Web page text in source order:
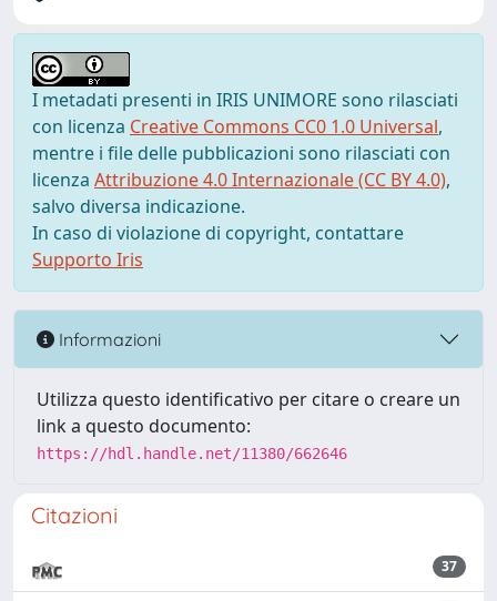
I metadati presenti in IRIS UNIMORE sono rilasciati
con licenza Creative Commons CC0 1.0 Universal,
mentre i file delle pubblicazioni sono rilasciati con
licenza Attribuzione 4.0 Internazionale (CC BY 4.0),
salvo diversa indicazione.
In caso di violazione di copyright, contattare
Supporto Iris
Informazioni
Utilizza questo identificativo per citare o creare un
link a questo documento:
https://hdl.handle.net/11380/662646
Citazioni
37